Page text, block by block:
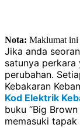
Nota: Maklumat ini
Jika anda
satunya
perubahan.
Kebakaran
Kod Elektrik
buku “Big
memasuki